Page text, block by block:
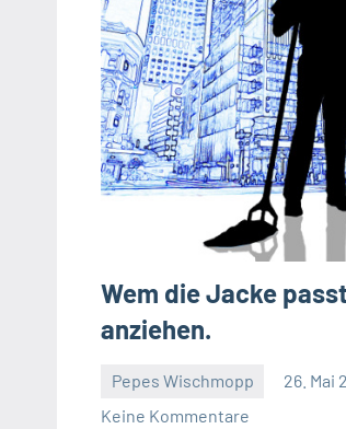
Wem die Jacke
anziehen.
Pepes Wischmopp 26. Mai
Keine Kommentare